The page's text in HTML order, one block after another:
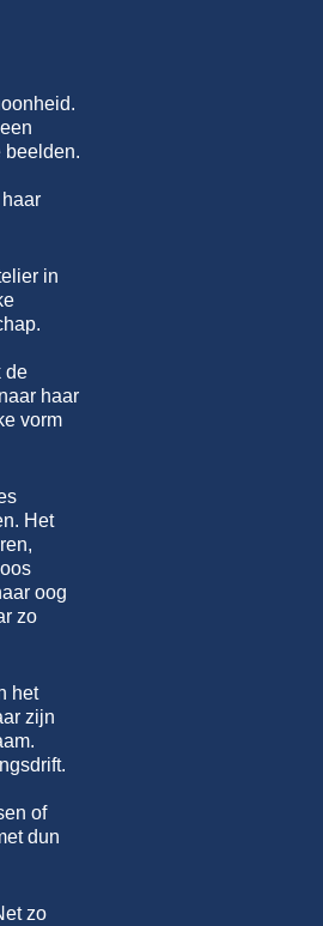
beelden.
in
de
haar
vorm
Het
oog
zo
het
zijn
of
dun
zo